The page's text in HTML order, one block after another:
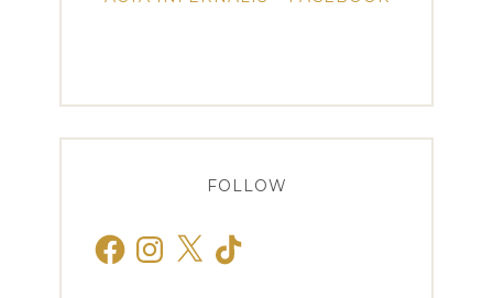
FOLLOW
FacebookInstagram
X TikTok